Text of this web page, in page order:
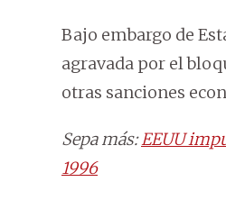
Bajo embargo de
agravada por el
otras sanciones
Sepa más:EEUU
1996